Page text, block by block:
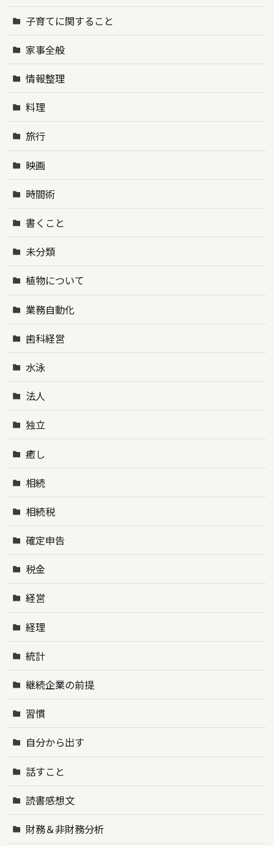
子育てに関すること
家事全般
情報整理
料理
旅行
映画
時間術
書くこと
未分類
植物について
業務自動化
歯科経営
水泳
法人
独立
癒し
相続
相続税
確定申告
税金
経営
経理
統計
継続企業の前提
習慣
自分から出す
話すこと
読書感想文
財務＆非財務分析